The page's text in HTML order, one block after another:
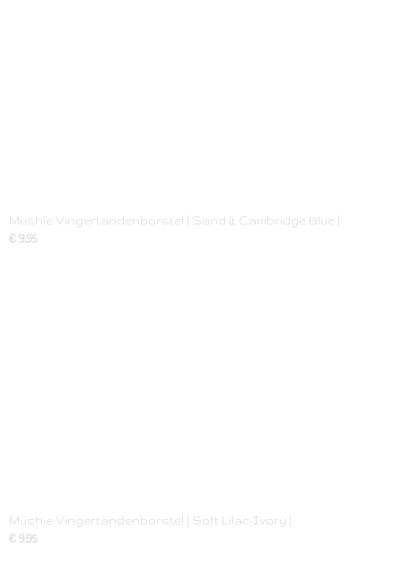
Mushie Vingertandenborstel [ Sand & Cambridge Blue ]
€ 9,95
Mushie Vingertandenborstel [ Soft Lilac-Ivory ]
€ 9,95